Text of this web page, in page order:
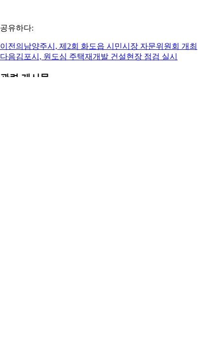
공유하다:
이전의 남양주시, 제2회 화도읍 시민시장 자문위원회 개최
다음김포시, 원도심 주택재개발 건설현장 점검 실시
관련 게시물